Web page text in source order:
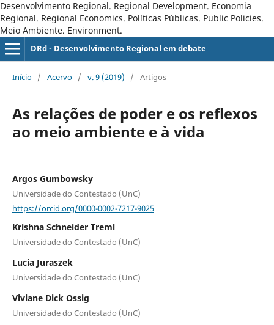
Desenvolvimento Regional. Regional Development. Economia
Regional. Regional Economics. Políticas Públicas. Public Policies.
Meio Ambiente. Environment.
DRd - Desenvolvimento Regional em debate
Início / Acervo / v. 9 (2019) / Artigos
As relações de poder e os reflexos
ao meio ambiente e à vida
Argos Gumbowsky
Universidade do Contestado (UnC)
https://orcid.org/0000-0002-7217-9025
Krishna Schneider Treml
Universidade do Contestado (UnC)
Lucia Juraszek
Universidade do Contestado (UnC)
Viviane Dick Ossig
Universidade do Contestado (UnC)